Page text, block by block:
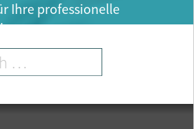
Ihre professionelle